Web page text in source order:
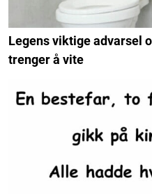
Legens viktige advarsel
trenger å vite